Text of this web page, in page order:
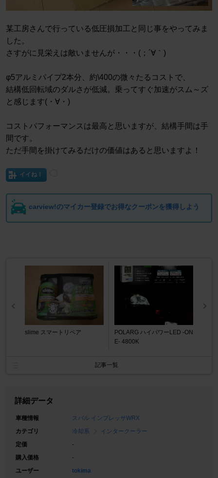
某工房さんで行っている低圧損加工と同じ事をやってみま
した。
さすがに見栄えは敵いませんが・・・(；´∀｀)
φ5アルミパイプ2本分、約\400の微々たるコストで、
結構低回転域のダルさが低減。乗ってすぐ加速がスム～ズ
と感じます(・∀・)
コストパフォーマンスは最高と思いますが、結構手間は手
間です。
ただ手間を掛けてみるだけの価値はあると思いますよ！
イイね！
carview!のマイカー登録でお得なクーポンを獲得しよう
slime スマートリペア
POLARG ハイパワーLED -ON
E- 4800K
記事一覧
詳細データ
車種情報
スバル インプレッサWRX
カテゴリ
冷却系
インタークーラー
定価
-
購入価格
-
ユーザー
tokima